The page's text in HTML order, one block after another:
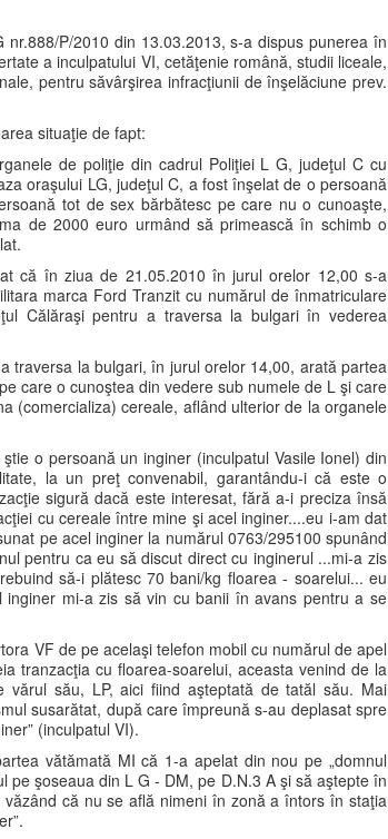
P/2010 din 13.03.2013, s-a dispus punerea în
a inculpatului VI, cetăţenie română, studii liceale,
pentru săvârşirea infracţiunii de înşelăciune prev.
situaţie de fapt:
de poliţie din cadrul Poliţiei L G, judeţul C cu
oraşului LG, judeţul C, a fost înşelat de o persoană
tot de sex bărbătesc pe care nu o cunoaşte,
de 2000 euro urmând să primească în schimb o
că în ziua de 21.05.2010 în jurul orelor 12,00 s-a
marca Ford Tranzit cu numărul de înmatriculare
Călăraşi pentru a traversa la bulgari în vederea
traversa la bulgari, în jurul orelor 14,00, arată partea
care o cunoştea din vedere sub numele de L şi care
(comercializa) cereale, aflând ulterior de la organele
o persoană un inginer (inculpatul Vasile Ionel) din
la un preţ convenabil, garantându-i că este o
sigură dacă este interesat, fără a-i preciza însă
cu cereale între mine şi acel inginer....eu i-am dat
pe acel inginer la numărul 0763/295100 spunând
pentru ca eu să discut direct cu inginerul ...mi-a zis
să-i plătesc 70 bani/kg floarea - soarelui... eu
mi-a zis să vin cu banii în avans pentru a se
VF de pe acelaşi telefon mobil cu numărul de apel
tranzacţia cu floarea-soarelui, aceasta venind de la
său, LP, aici fiind aşteptată de tatăl său. Mai
susarătat, după care împreună s-au deplasat spre
(inculpatul VI).
vătămată MI că 1-a apelat din nou pe „domnul
pe şoseaua din L G - DM, pe D.N.3 A şi să aştepte în
că nu se află nimeni în zonă a întors în staţia